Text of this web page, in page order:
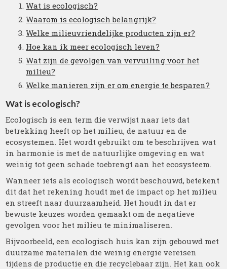
Wat is ecologisch?
Waarom is ecologisch belangrijk?
Welke milieuvriendelijke producten zijn er?
Hoe kan ik meer ecologisch leven?
Wat zijn de gevolgen van vervuiling voor het
milieu?
Welke manieren zijn er om energie te besparen?
Wat is ecologisch?
Ecologisch is een term die verwijst naar iets dat
betrekking heeft op het milieu, de natuur en de
ecosystemen. Het wordt gebruikt om te beschrijven wat
in harmonie is met de natuurlijke omgeving en wat
weinig tot geen schade toebrengt aan het ecosysteem.
Wanneer iets als ecologisch wordt beschouwd, betekent
dit dat het rekening houdt met de impact op het milieu
en streeft naar duurzaamheid. Het houdt in dat er
bewuste keuzes worden gemaakt om de negatieve
gevolgen voor het milieu te minimaliseren.
Bijvoorbeeld, een ecologisch huis kan zijn gebouwd met
duurzame materialen die weinig energie vereisen
tijdens de productie en die recyclebaar zijn. Het kan ook